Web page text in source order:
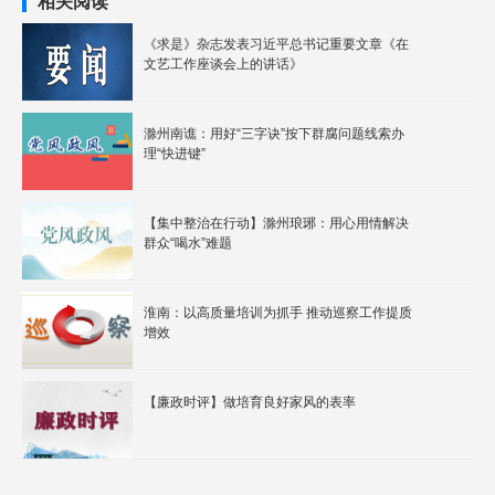
《求是》杂志发表习近平总书记重要文章《在
文艺工作座谈会上的讲话》
滁州南谯：用好“三字诀”按下群腐问题线索办
理“快进键”
【集中整治在行动】滁州琅琊：用心用情解决
群众“喝水”难题
淮南：以高质量培训为抓手 推动巡察工作提质
增效
【廉政时评】做培育良好家风的表率